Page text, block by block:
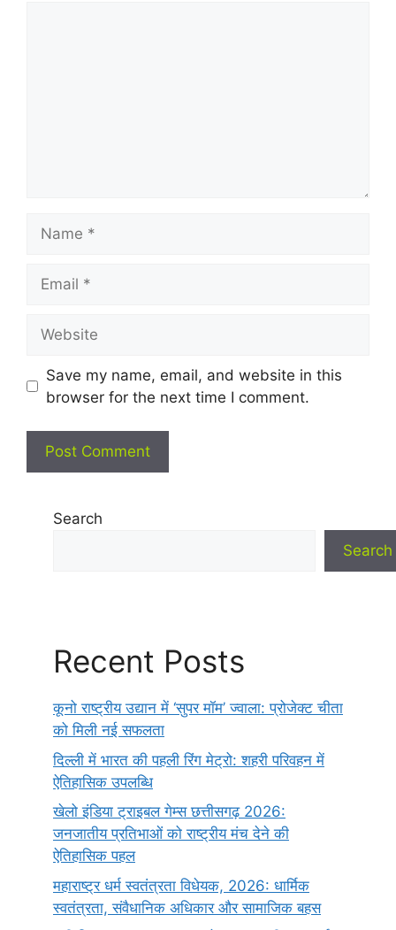
Save my name, email, and website in this
browser for the next time I comment.
Search
Search
Recent Posts
कूनो राष्ट्रीय उद्यान में ‘सुपर मॉम’ ज्वाला: प्रोजेक्ट चीता
को मिली नई सफलता
दिल्ली में भारत की पहली रिंग मेट्रो: शहरी परिवहन में
ऐतिहासिक उपलब्धि
खेलो इंडिया ट्राइबल गेम्स छत्तीसगढ़ 2026:
जनजातीय प्रतिभाओं को राष्ट्रीय मंच देने की
ऐतिहासिक पहल
महाराष्ट्र धर्म स्वतंत्रता विधेयक, 2026: धार्मिक
स्वतंत्रता, संवैधानिक अधिकार और सामाजिक बहस